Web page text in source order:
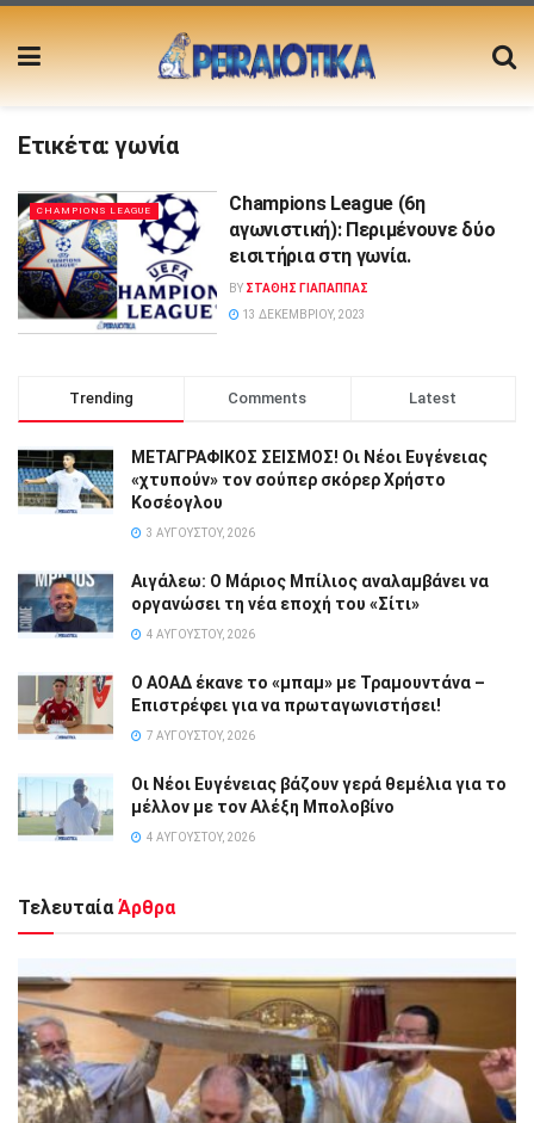
Ετικέτα:γωνία
CHAMPIONS LEAGUE
Champions League (6η
αγωνιστική): Περιμένουνε δύο
εισιτήρια στη γωνία.
BY ΣΤΑΘΗΣ ΓΊΑΠΑΠΠΑΣ
13 ΔΕΚΕΜΒΡΊΟΥ, 2023
Trending Comments Latest
ΜΕΤΑΓΡΑΦΙΚΟΣ ΣΕΙΣΜΟΣ! Οι Νέοι Ευγένειας
«χτυπούν» τον σούπερ σκόρερ Χρήστο
Κοσέογλου
3 ΑΥΓΟΎΣΤΟΥ, 2026
Αιγάλεω: Ο Μάριος Μπίλιος αναλαμβάνει να
οργανώσει τη νέα εποχή του «Σίτι»
4 ΑΥΓΟΎΣΤΟΥ, 2026
Ο ΑΟΑΔ έκανε το «μπαμ» με Τραμουντάνα –
Επιστρέφει για να πρωταγωνιστήσει!
7 ΑΥΓΟΎΣΤΟΥ, 2026
Οι Νέοι Ευγένειας βάζουν γερά θεμέλια για το
μέλλον με τον Αλέξη Μπολοβίνο
4 ΑΥΓΟΎΣΤΟΥ, 2026
Τελευταία Άρθρα